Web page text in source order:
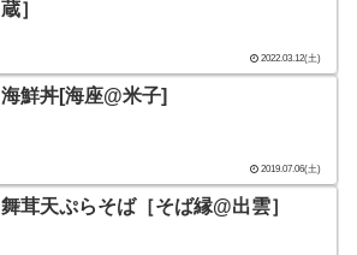
蔵］
2022.03.12(土)
海鮮丼[海座@米子]
2019.07.06(土)
舞茸天ぷらそば［そば縁@出雲］